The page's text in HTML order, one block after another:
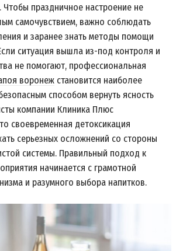
праздничное настроение не
самочувствием, важно соблюдать
и заранее знать методы помощи
ситуация вышла из-под контроля и
не помогают, профессиональная
воронеж становится наиболее
способом вернуть ясность
компании Клиника Плюс
своевременная детоксикация
серьезных осложнений со стороны
системы. Правильный подход к
начинается с грамотной
и разумного выбора напитков.